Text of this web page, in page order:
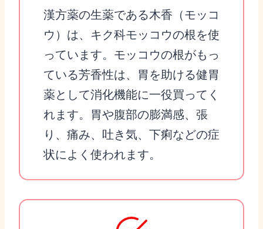
漢方薬の生薬である木香（モッコ
ウ）は、キク科モッコウの根を使
っています。モッコウの根がもっ
ている芳香性は、胃を助ける健胃
薬として消化機能に一役買ってく
れます。胃や腹部の膨満感、張
り、痛み、吐き気、下痢などの症
状によく使われます。